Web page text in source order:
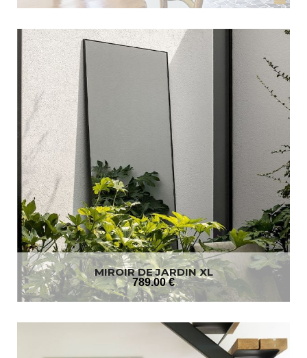
MIROIR DE JARDIN XL
789.00 €